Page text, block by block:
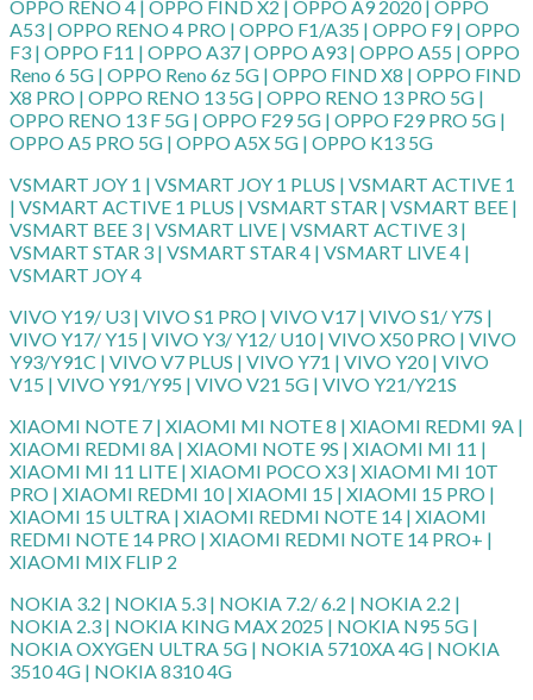
OPPO RENO 4 | OPPO FIND X2 | OPPO A9 2020 | OPPO
A53 | OPPO RENO 4 PRO | OPPO F1/A35 | OPPO F9 | OPPO
F3 | OPPO F11 | OPPO A37 | OPPO A93 | OPPO A55 | OPPO
Reno 6 5G | OPPO Reno 6z 5G | OPPO FIND X8 | OPPO FIND
X8 PRO | OPPO RENO 13 5G | OPPO RENO 13 PRO 5G |
OPPO RENO 13 F 5G | OPPO F29 5G | OPPO F29 PRO 5G |
OPPO A5 PRO 5G | OPPO A5X 5G | OPPO K13 5G
VSMART JOY 1 | VSMART JOY 1 PLUS | VSMART ACTIVE 1
| VSMART ACTIVE 1 PLUS | VSMART STAR | VSMART BEE |
VSMART BEE 3 | VSMART LIVE | VSMART ACTIVE 3 |
VSMART STAR 3 | VSMART STAR 4 | VSMART LIVE 4 |
VSMART JOY 4
VIVO Y19/ U3 | VIVO S1 PRO | VIVO V17 | VIVO S1/ Y7S |
VIVO Y17/ Y15 | VIVO Y3/ Y12/ U10 | VIVO X50 PRO | VIVO
Y93/Y91C | VIVO V7 PLUS | VIVO Y71 | VIVO Y20 | VIVO
V15 | VIVO Y91/Y95 | VIVO V21 5G | VIVO Y21/Y21S
XIAOMI NOTE 7 | XIAOMI MI NOTE 8 | XIAOMI REDMI 9A |
XIAOMI REDMI 8A | XIAOMI NOTE 9S | XIAOMI MI 11 |
XIAOMI MI 11 LITE | XIAOMI POCO X3 | XIAOMI MI 10T
PRO | XIAOMI REDMI 10 | XIAOMI 15 | XIAOMI 15 PRO |
XIAOMI 15 ULTRA | XIAOMI REDMI NOTE 14 | XIAOMI
REDMI NOTE 14 PRO | XIAOMI REDMI NOTE 14 PRO+ |
XIAOMI MIX FLIP 2
NOKIA 3.2 | NOKIA 5.3 | NOKIA 7.2/ 6.2 | NOKIA 2.2 |
NOKIA 2.3 | NOKIA KING MAX 2025 | NOKIA N95 5G |
NOKIA OXYGEN ULTRA 5G | NOKIA 5710XA 4G | NOKIA
3510 4G | NOKIA 8310 4G